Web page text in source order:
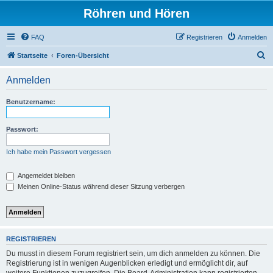
Röhren und Hören
FAQ Anmelden
Registrieren
Startseite Foren-Übersicht
Anmelden
Benutzername:
Passwort:
Ich habe mein Passwort vergessen
Angemeldet bleiben
Meinen Online-Status während dieser Sitzung verbergen
REGISTRIEREN
Du musst in diesem Forum registriert sein, um dich anmelden zu können. Die
Registrierung ist in wenigen Augenblicken erledigt und ermöglicht dir, auf